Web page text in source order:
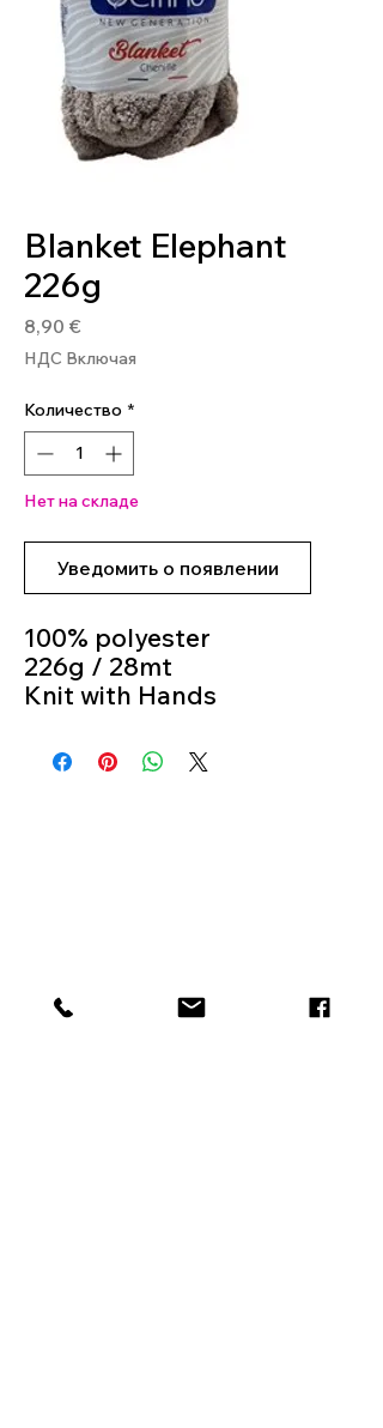
Blanket Elephant
226g
8,90 €
НДС Включая
Количество *
Нет на складе
Уведомить о появлении
100% polyester
226g / 28mt
Knit with Hands
blanket around
70cmx90cmColour